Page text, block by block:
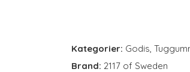
Kategorier: Godis,
Brand: 2117 of Sweden